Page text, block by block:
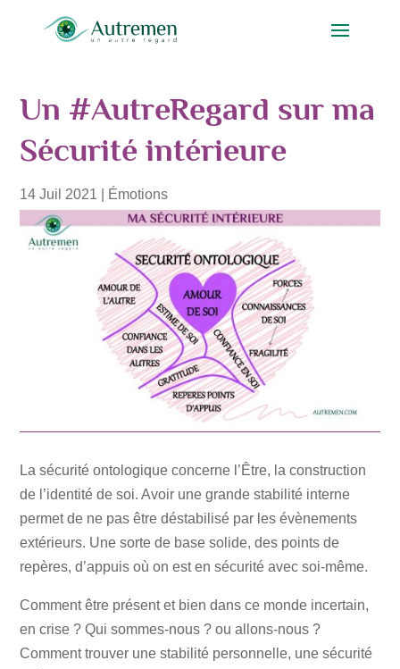
Un #AutreRegard sur ma
Sécurité intérieure
14 Juil 2021 Émotions
La sécurité ontologique concerne l’Être, la construction
de l’identité de soi. Avoir une grande stabilité interne
permet de ne pas être déstabilisé par les évènements
extérieurs. Une sorte de base solide, des points de
repères, d’appuis où on est en sécurité avec soi-même.
Comment être présent et bien dans ce monde incertain,
en crise ? Qui sommes-nous ? ou allons-nous ?
Comment trouver une stabilité personnelle, une sécurité